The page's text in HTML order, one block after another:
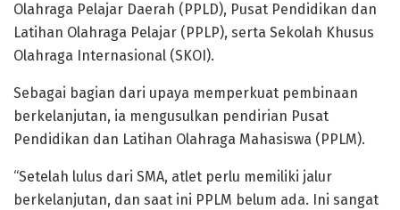
Olahraga Pelajar Daerah (PPLD), Pusat Pendidikan dan
Latihan Olahraga Pelajar (PPLP), serta Sekolah Khusus
Olahraga Internasional (SKOI).
Sebagai bagian dari upaya memperkuat pembinaan
berkelanjutan, ia mengusulkan pendirian Pusat
Pendidikan dan Latihan Olahraga Mahasiswa (PPLM).
“Setelah lulus dari SMA, atlet perlu memiliki jalur
berkelanjutan, dan saat ini PPLM belum ada. Ini sangat